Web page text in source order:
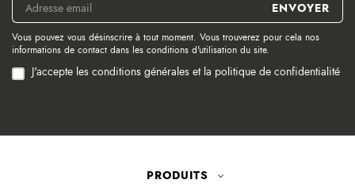
Vous pouvez vous désinscrire à tout moment. Vous trouverez pour cela nos
informations de contact dans les conditions d'utilisation du site.
J'accepte les conditions générales et la politique de confidentialité
PRODUITS